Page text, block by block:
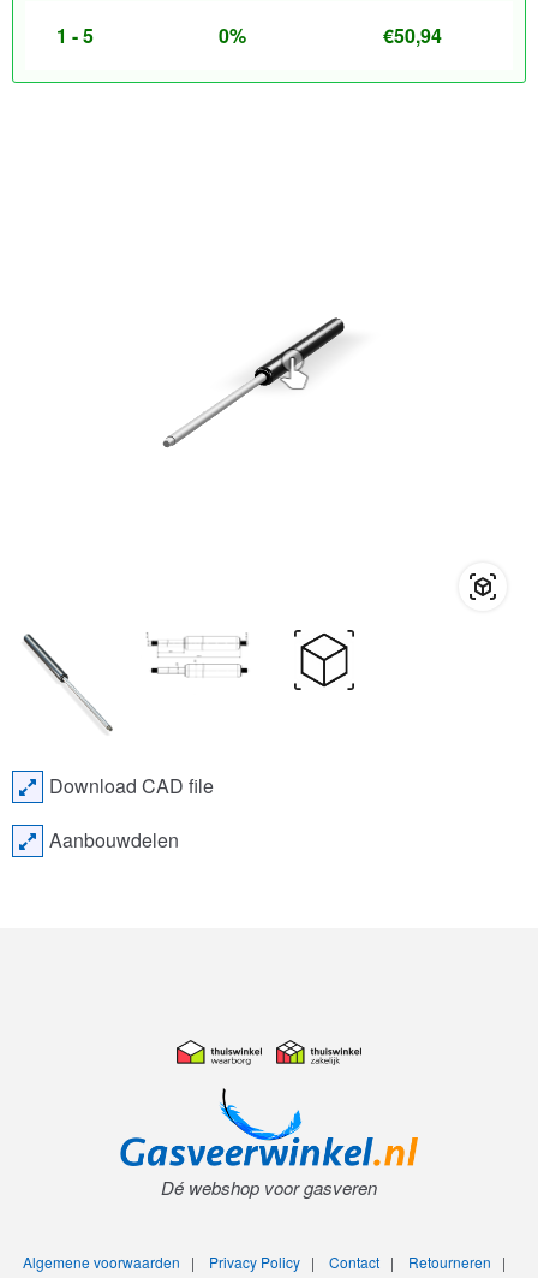
1 - 5 0% €50,94
Download CAD file
Aanbouwdelen
Dé webshop voor gasveren
Algemene voorwaarden | Privacy Policy| Contact| Retourneren |